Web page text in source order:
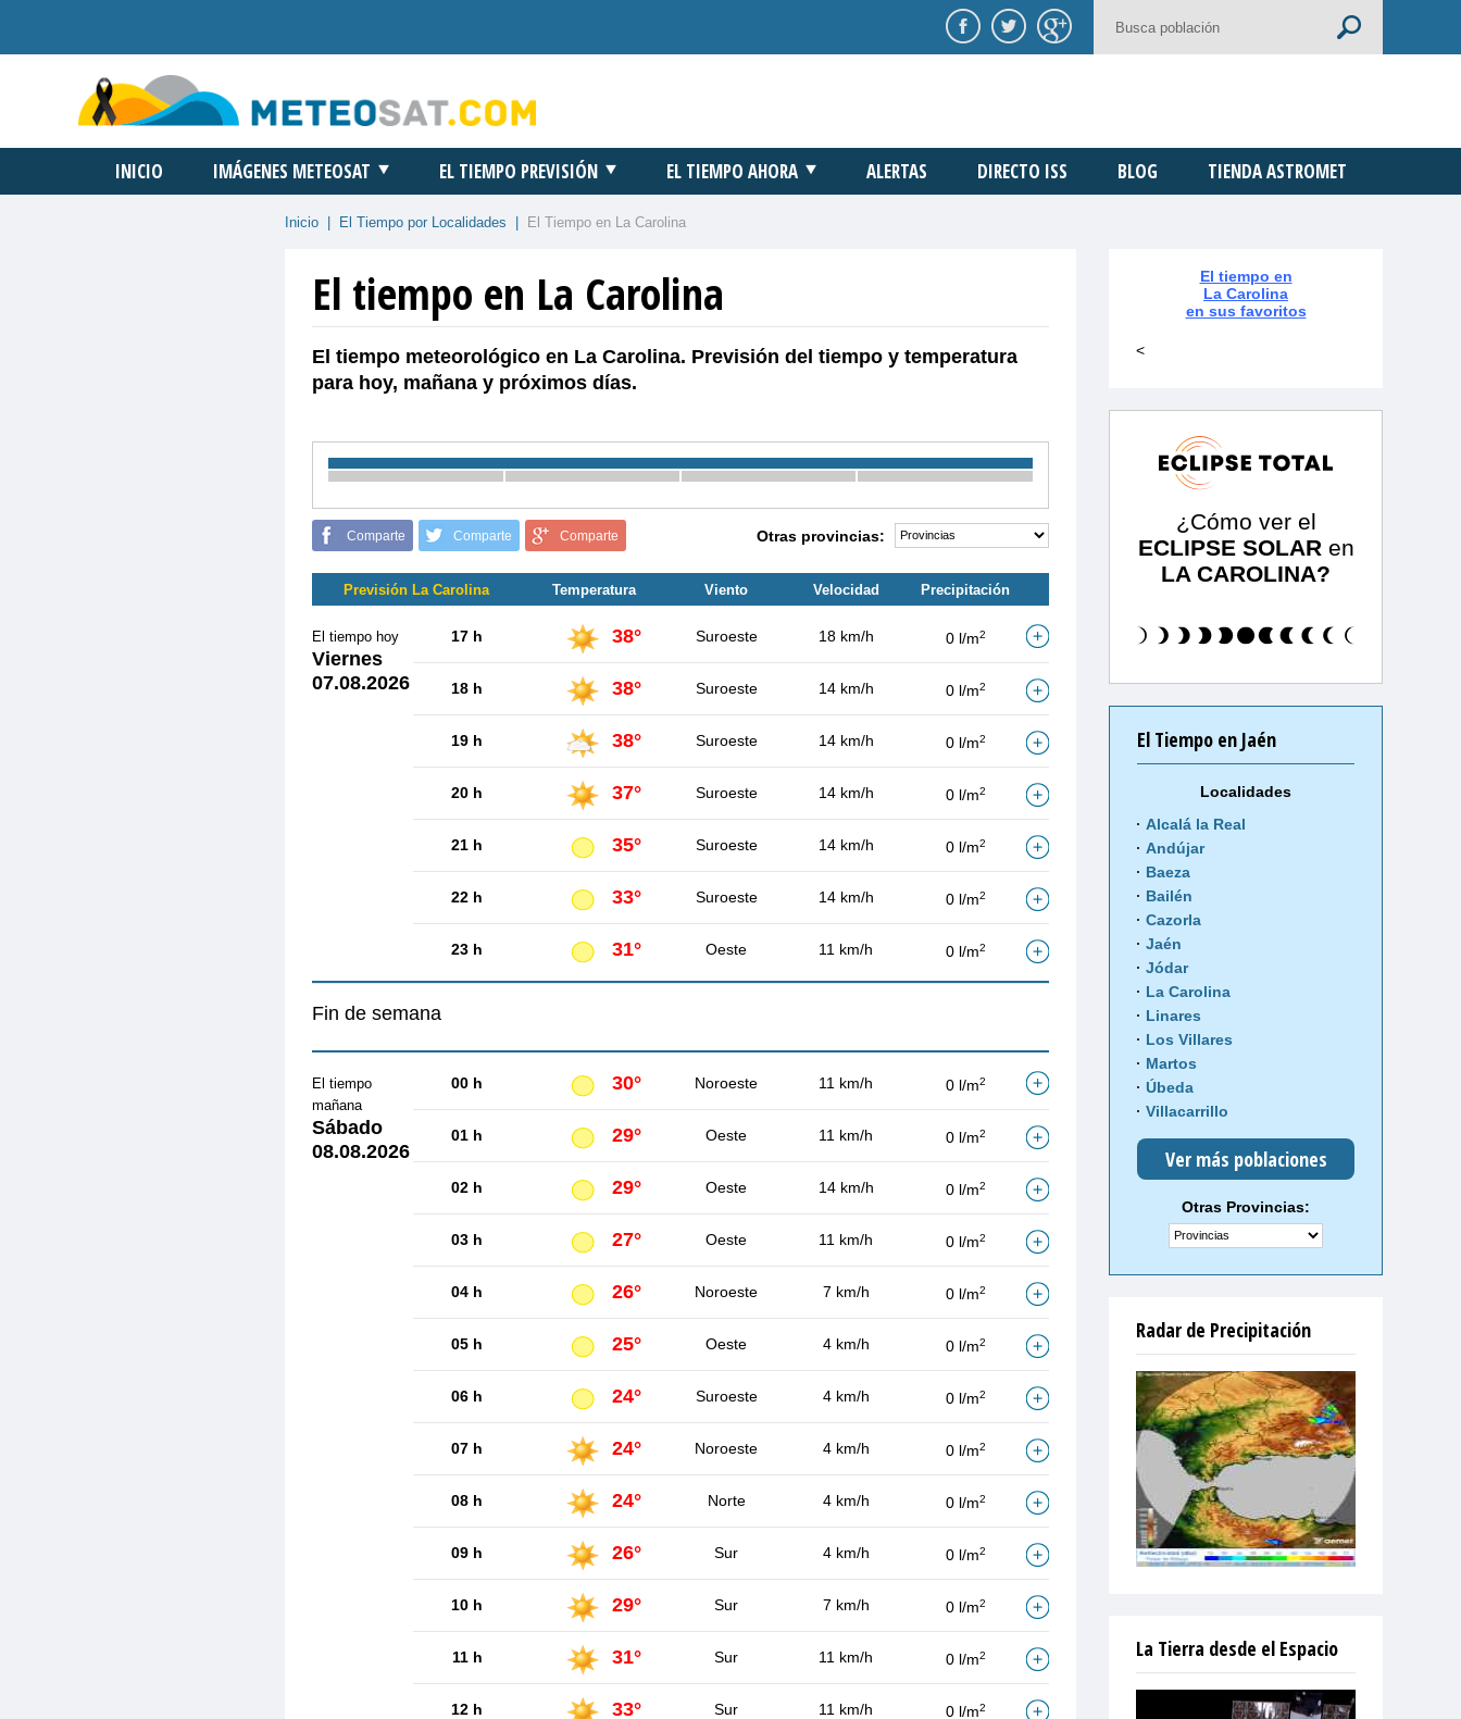
INICIO IMÁGENES METEOSAT EL TIEMPO PREVISIÓN EL TIEMPO AHORA ALERTAS DIRECTO ISS BLOG TIENDA ASTROMET
Inicio El Tiempo por Localidades El Tiempo en La Carolina
El tiempo en La Carolina
El tiempo meteorológico en La Carolina. Previsión del tiempo y temperatura
para hoy, mañana y próximos días.
Comparte Comparte Comparte Otras provincias:
Previsión La Carolina Temperatura Viento Velocidad Precipitación
El tiempo hoy
Viernes
07.08.2026
17 h 38° Suroeste 18 km/h 0 l/m2
18 h 38° Suroeste 14 km/h 0 l/m2
19 h 38° Suroeste 14 km/h 0 l/m2
20 h 37° Suroeste 14 km/h 0 l/m2
21 h 35° Suroeste 14 km/h 0 l/m2
22 h 33° Suroeste 14 km/h 0 l/m2
23 h 31° Oeste 11 km/h 0 l/m2
Fin de semana
El tiempo
mañana
Sábado
08.08.2026
00 h 30° Noroeste 11 km/h 0 l/m2
01 h 29° Oeste 11 km/h 0 l/m2
02 h 29° Oeste 14 km/h 0 l/m2
03 h 27° Oeste 11 km/h 0 l/m2
04 h 26° Noroeste 7 km/h 0 l/m2
05 h 25° Oeste 4 km/h 0 l/m2
06 h 24° Suroeste 4 km/h 0 l/m2
07 h 24° Noroeste 4 km/h 0 l/m2
08 h 24° Norte 4 km/h 0 l/m2
09 h 26° Sur 4 km/h 0 l/m2
10 h 29° Sur 7 km/h 0 l/m2
11 h 31° Sur 11 km/h 0 l/m2
12 h 33° Sur 11 km/h 0 l/m2
El tiempo en
La Carolina
en sus favoritos
<
¿Cómo ver el
ECLIPSE SOLAR en
LA CAROLINA?
El Tiempo en Jaén
Localidades
Alcalá la Real
Andújar
Baeza
Bailén
Cazorla
Jaén
Jódar
La Carolina
Linares
Los Villares
Martos
Úbeda
Villacarrillo
Ver más poblaciones
Otras Provincias:
Radar de Precipitación
La Tierra desde el Espacio